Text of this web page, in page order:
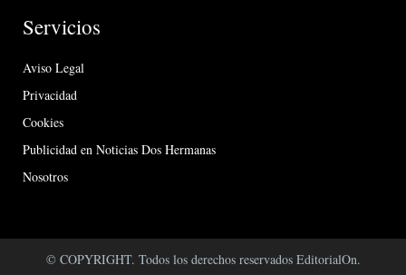
Servicios
Aviso Legal
Privacidad
Cookies
Publicidad en Noticias Dos Hermanas
Nosotros
© COPYRIGHT. Todos los derechos reservados EditorialOn.